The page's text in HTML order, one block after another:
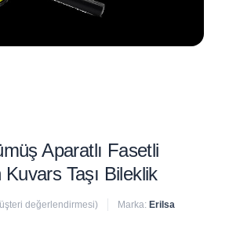
Aparatlı Fasetli
Taşı Bileklik
değerlendirmesi) Marka: Erilsa